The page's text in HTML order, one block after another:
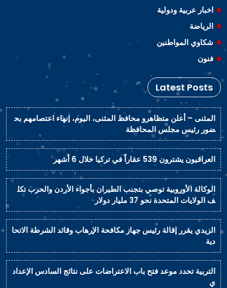
اخبار عربية ودولية
الرياضة
شكاوي المواطنين
فنون
Latest Posts
المثنى – أعلن متظاهرو محافظ المثنى، اليوم، إنهاء اعتصامهم بح
ضور رئيس مجلس المحافظة
العراقيون يشترون 539 عقاراً في تركيا خلال 6 أشهر
الوكالة الأوروبية توصي بتجنب الطيران بأجواء الأردن والحرب تكل
ف الولايات المتحدة نحو 37 مليار دولار
الزيدي يقرر إقالة رئيس جهاز مكافحة الإرهاب وقائد الشرطة الاتحا
دية
التربية تحدد موعد فتح باب الاعتراضات على نتائج السادس الإعداد
ي